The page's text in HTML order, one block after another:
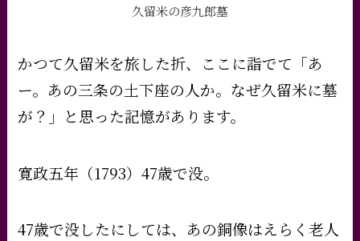
久留米の彦九郎墓
かつて久留米を旅した折、ここに詣でて「あ
ー。あの三条の土下座の人か。なぜ久留米に墓
が？」と思った記憶があります。
寛政五年（1793）47歳で没。
47歳で没したにしては、あの銅像はえらく老人